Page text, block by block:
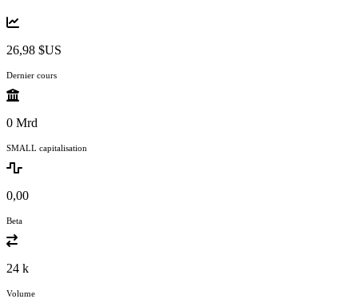
26,98 $US
Dernier cours
0 Mrd
SMALL capitalisation
0,00
Beta
24 k
Volume